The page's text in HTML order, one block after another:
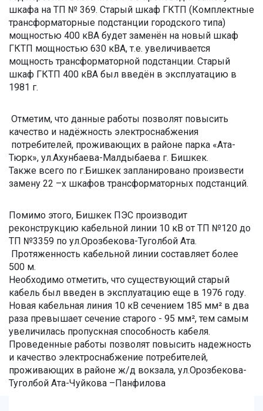
шкафа на ТП № 369. Старый шкаф ГКТП (Комплектные
трансформаторные подстанции городского типа)
мощностью 400 кВА будет заменён на новый шкаф
ГКТП мощностью 630 кВА, т.е. увеличивается
мощность трансформаторной подстанции. Старый
шкаф ГКТП 400 кВА был введён в эксплуатацию в
1981 г.
Отметим, что данные работы позволят повысить
качество и надёжность электроснабжения
потребителей, проживающих в районе парка «Ата-
Тюрк», ул.Ахунбаева-Малдыбаева г. Бишкек.
Также всего по г.Бишкек запланировано произвести
замену 22 –х шкафов трансформаторных подстанций.
Помимо этого, Бишкек ПЭС производит
реконструкцию кабельной линии 10 кВ от ТП №120 до
ТП №3359 по ул.Орозбекова-Туголбой Ата.
Протяженность кабельной линии составляет более
500 м.
Необходимо отметить, что существующий старый
кабель был введен в эксплуатацию еще в 1976 году.
Новая кабельная линия 10 кВ сечением 185 мм² в два
раза превышает сечение старого - 95 мм², тем самым
увеличилась пропускная способность кабеля.
Проведенные работы позволят повысить надежность
и качество электроснабжение потребителей,
проживающих в районе ж/д вокзала, ул.Орозбекова-
Туголбой Ата-Чуйкова –Панфилова